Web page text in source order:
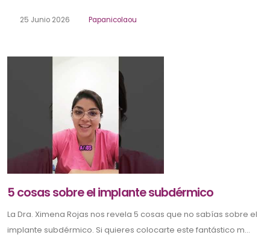
25 Junio 2026 Papanicolaou
5 cosas sobre el implante subdérmico
La Dra. Ximena Rojas nos revela 5 cosas que no sabías sobre el
implante subdérmico. Si quieres colocarte este fantástico m...